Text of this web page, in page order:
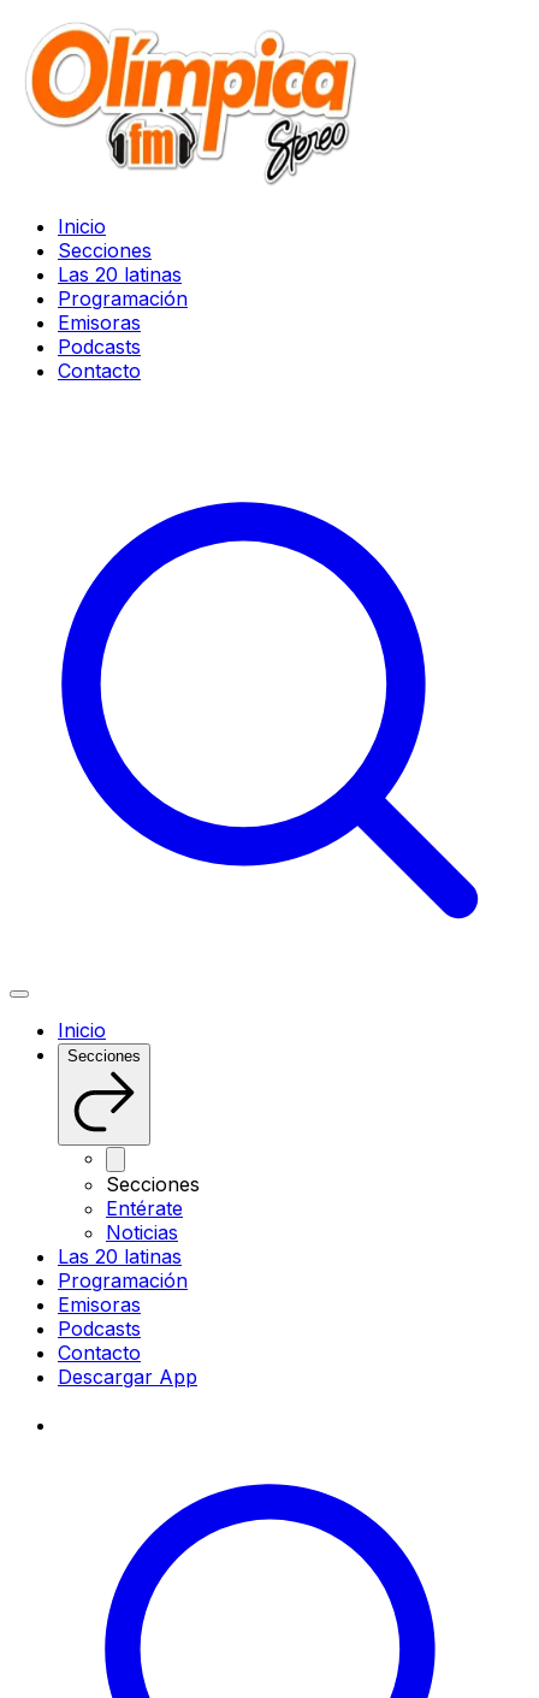
Inicio
Secciones
Las 20 latinas
Programación
Emisoras
Podcasts
Contacto
Inicio
Secciones
Secciones
Entérate
Noticias
Las 20 latinas
Programación
Emisoras
Podcasts
Contacto
Descargar App